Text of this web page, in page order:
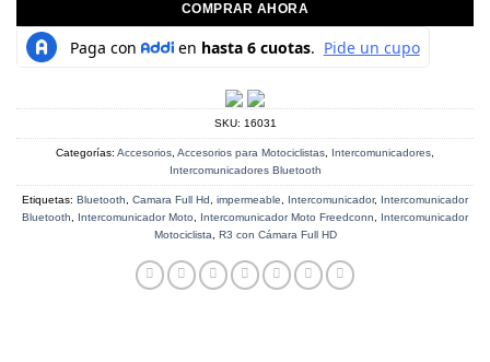
COMPRAR AHORA
SKU: 16031
Categorías: Accesorios Accesorios para Motociclistas Intercomunicadores
Intercomunicadores Bluetooth
Etiquetas: Bluetooth Camara Full Hd impermeable Intercomunicador, Intercomunicador
Bluetooth
Intercomunicador Moto Intercomunicador Moto Freedconn
Intercomunicador
Motociclista
R3 con Cámara Full HD